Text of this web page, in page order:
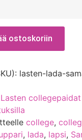
ostoskoriin
lasten-lada-
Lasten
college,
, lada, lapsi,